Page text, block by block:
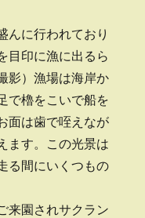
んに行われており
目印に漁に出るら
影）漁場は海岸か
で櫓をこいで船を
面は歯で咥えなが
ます。この光景は
る間にいくつもの
来園されサクラン